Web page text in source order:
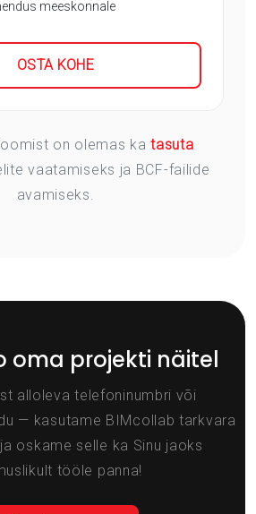
meeskonnale
OSTA KOHE
on olemas katasuta
vaatamiseks ja BCF-failide
avamiseks.
oma projekti näitel
alloleva telefoninumbri või
— kasutame BIMcollab tarkvara
oskame selle ka Sinu jaoks
tööle panna!